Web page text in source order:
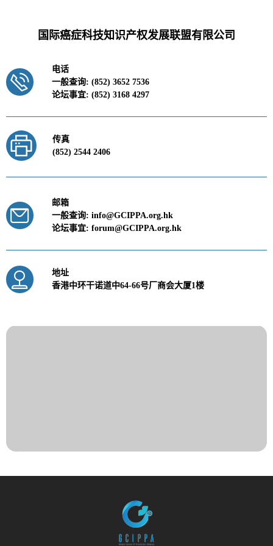
国际癌症科技知识产权发展联盟有限公司
电话
一般查询: (852) 3652 7536
论坛事宜: (852) 3168 4297
传真
(852) 2544 2406
邮箱
一般查询: info@GCIPPA.org.hk
论坛事宜: forum@GCIPPA.org.hk
地址
香港中环干诺道中64-66号厂商会大厦1楼